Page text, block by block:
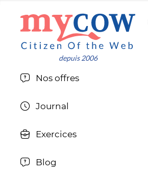
Nos offres
Journal
Exercices
Blog